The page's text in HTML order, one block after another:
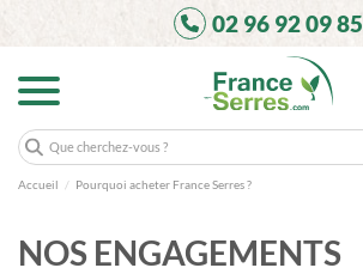
02 96 92 09 85
Accueil Pourquoi acheter France Serres ?
NOS ENGAGEMENTS